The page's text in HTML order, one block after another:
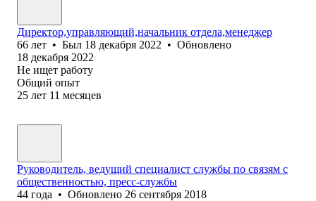
Директор,управляющий,начальник отдела,менеджер
66 лет • Был 18 декабря 2022 • Обновлено
18 декабря 2022
Не ищет работу
Общий опыт
25 лет 11 месяцев
Руководитель, ведущий специалист службы по связям с
общественностью, пресс-службы
44 года • Обновлено 26 сентября 2018